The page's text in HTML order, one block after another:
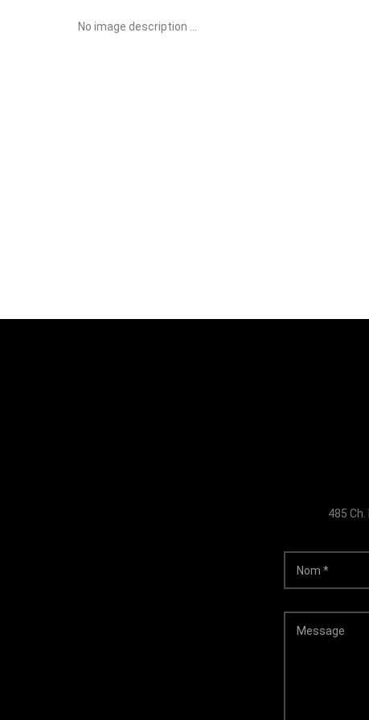
No image description ...
485